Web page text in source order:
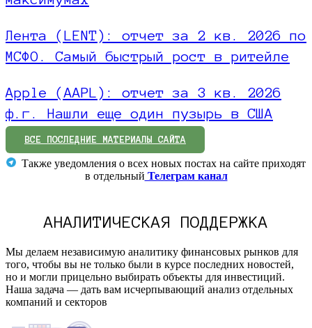
Лента (LENT): отчет за 2 кв. 2026 по
МСФО. Самый быстрый рост в ритейле
Apple (AAPL): отчет за 3 кв. 2026
ф.г. Нашли еще один пузырь в США
ВСЕ ПОСЛЕДНИЕ МАТЕРИАЛЫ САЙТА
Также уведомления о всех новых постах на сайте приходят
в отдельный Телеграм канал
АНАЛИТИЧЕСКАЯ ПОДДЕРЖКА
Мы делаем независимую аналитику финансовых рынков для
того, чтобы вы не только были в курсе последних новостей,
но и могли прицельно выбирать объекты для инвестиций.
Наша задача — дать вам исчерпывающий анализ отдельных
компаний и секторов